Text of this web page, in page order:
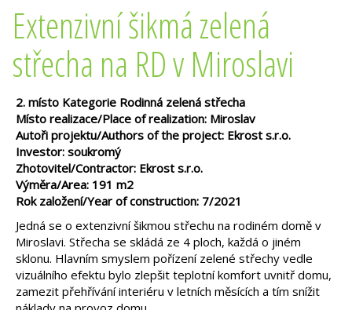
Extenzivní šikmá zelená
střecha na RD v Miroslavi
2. místo Kategorie Rodinná zelená střecha
Místo realizace/Place of realization: Miroslav
Autoři projektu/Authors of the project: Ekrost s.r.o.
Investor: soukromý
Zhotovitel/Contractor: Ekrost s.r.o.
Výměra/Area: 191 m2
Rok založení/Year of construction: 7/2021
Jedná se o extenzivní šikmou střechu na rodiném domě v
Miroslavi. Střecha se skládá ze 4 ploch, každá o jiném
sklonu. Hlavním smyslem pořízení zelené střechy vedle
vizuálního efektu bylo zlepšit teplotní komfort uvnitř domu,
zamezit přehřívání interiéru v letních měsících a tím snížit